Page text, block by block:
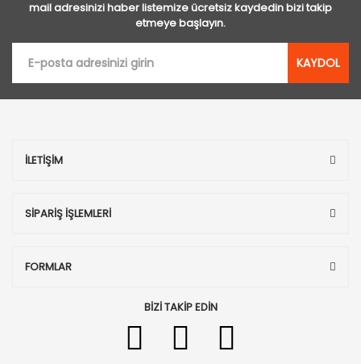
mail adresinizi haber listemize ücretsiz kaydedin bizi takip
etmeye başlayın.
KAYDOL
İLETİŞİM
SİPARİŞ İŞLEMLERİ
FORMLAR
BİZİ TAKİP EDİN